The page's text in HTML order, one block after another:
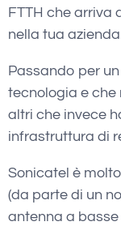
FTTH che arriva
nella tua
Passando per
tecnologia e che
altri che invece
infrastruttura di
Sonicatel è
(da parte di un
antenna a basse